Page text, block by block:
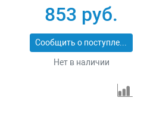
рукоятки Matrix
Professional 17508
853 руб.
Сообщить о поступлении
Нет в наличии